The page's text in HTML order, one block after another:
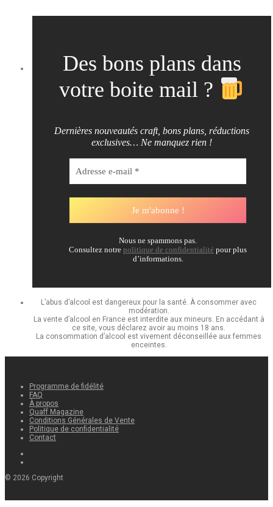
Des bons plans dans
votre boite mail ?
Dernières nouveautés craft, bons plans, réductions
exclusives… Ne manquez rien !
Nous ne spammons pas.
Consultez notre politique de confidentialité pour plus
d’informations.
L’abus d’alcool est dangereux pour la santé. À consommer avec
modération.
La vente d’alcool en France est interdite aux mineurs. En accédant à
ce site, vous déclarez avoir au moins 18 ans.
La consommation d’alcool est vivement déconseillée aux femmes
enceintes.
Programme de fidélité
FAQ
À propos
Quaff Magazine
Conditions Générales de Vente
Politique de confidentialité
Contact
© 2026 Copyright